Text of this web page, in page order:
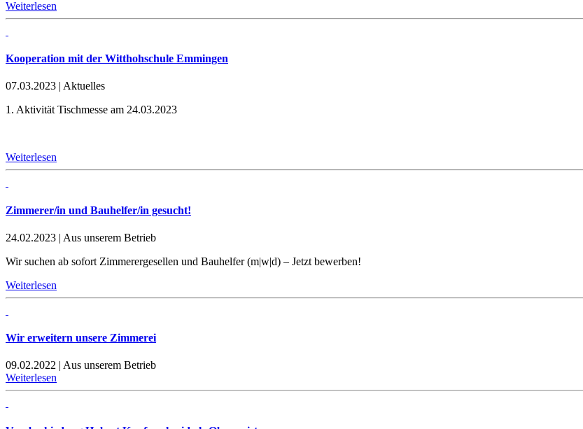
Weiterlesen
Kooperation mit der Witthohschule Emmingen
07.03.2023 | Aktuelles
1. Aktivität Tischmesse am 24.03.2023
Weiterlesen
Zimmerer/in und Bauhelfer/in gesucht!
24.02.2023 | Aus unserem Betrieb
Wir suchen ab sofort Zimmerergesellen und Bauhelfer (m|w|d) – Jetzt bewerben!
Weiterlesen
Wir erweitern unsere Zimmerei
09.02.2022 | Aus unserem Betrieb
Weiterlesen